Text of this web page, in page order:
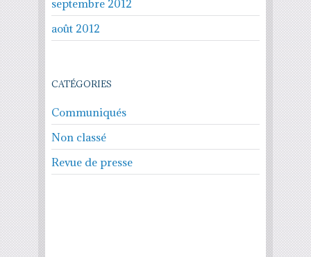
septembre 2012
août 2012
CATÉGORIES
Communiqués
Non classé
Revue de presse